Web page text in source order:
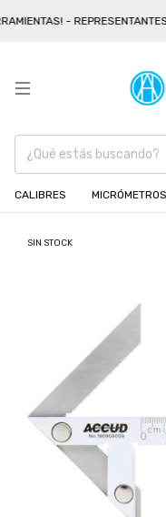
-
CALIBRES MICRÓMETROS
SIN STOCK